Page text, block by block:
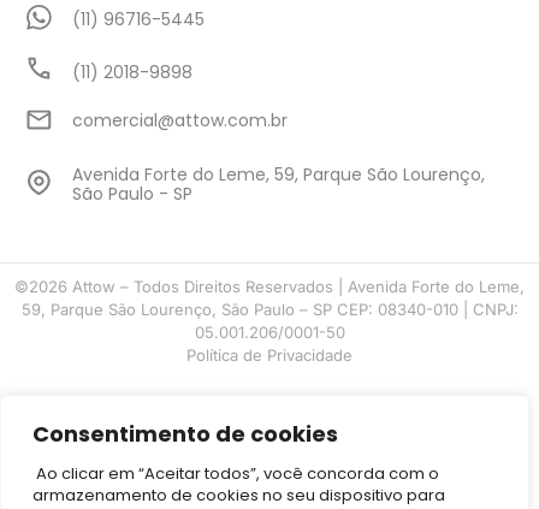
Consentimento de cookies
Ao clicar em “Aceitar todos”, você concorda com o
armazenamento de cookies no seu dispositivo para
(11) 96716-5445
(11) 2018-9898
comercial@attow.com.br
Avenida Forte do Leme, 59, Parque São Lourenço,
São Paulo - SP
©2026 Attow – Todos Direitos Reservados | Avenida Forte do Leme,
59, Parque São Lourenço, São Paulo – SP CEP: 08340-010 | CNPJ:
05.001.206/0001-50
Política de Privacidade